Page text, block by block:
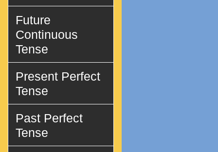
Future
Continuous
Tense
Present Perfect
Tense
Past Perfect
Tense